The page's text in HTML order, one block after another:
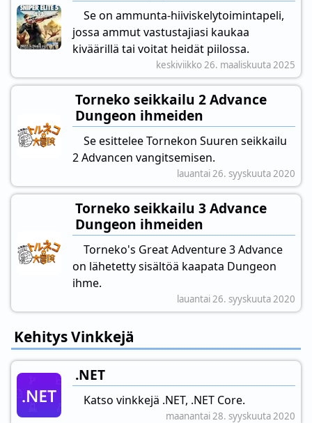
Se on ammunta-hiiviskelytoimintapeli,
jossa ammut vastustajiasi kaukaa
kiväärillä tai voitat heidät piilossa.
keskiviikko 26. maaliskuuta 2025
Torneko seikkailu 2 Advance
Dungeon ihmeiden
Se esittelee Tornekon Suuren seikkailu
2 Advancen vangitsemisen.
lauantai 26. syyskuuta 2020
Torneko seikkailu 3 Advance
Dungeon ihmeiden
Torneko's Great Adventure 3 Advance
on lähetetty sisältöä kaapata Dungeon
ihme.
lauantai 26. syyskuuta 2020
Kehitys Vinkkejä
.NET
Katso vinkkejä .NET, .NET Core.
maanantai 28. syyskuuta 2020